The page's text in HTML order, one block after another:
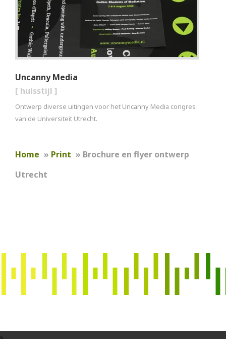
Uncanny Media
[ huisstijl ]
Ontwerp diverse uitingen voor het Uncanny Media congres
van de Universiteit Utrecht.
Home » Print » Brochure en flyer ontwerp
Utrecht
sp ra n